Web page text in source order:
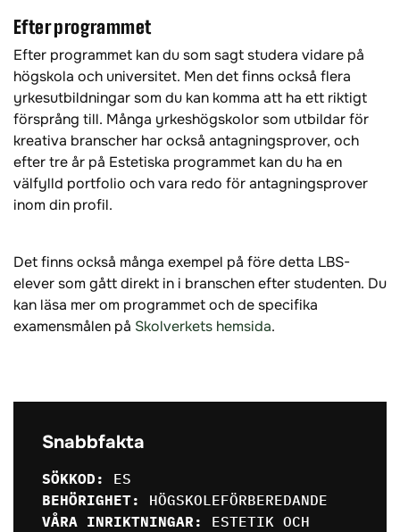
Efter programmet
Efter programmet kan du som sagt studera vidare på
högskola och universitet. Men det finns också flera
yrkesutbildningar som du kan komma att ha ett riktigt
försprång till. Många yrkeshögskolor som utbildar för
kreativa branscher har också antagningsprover, och
efter tre år på Estetiska programmet kan du ha en
välfylld portfolio och vara redo för antagningsprover
inom din profil.
Det finns också många exempel på före detta LBS-
elever som gått direkt in i branschen efter studenten. Du
kan läsa mer om programmet och de specifika
examensmålen på Skolverkets hemsida.
Snabbfakta
SÖKKOD:
ES
BEHÖRIGHET:
HÖGSKOLEFÖRBEREDANDE
VÅRA INRIKTNINGAR:
ESTETIK OCH